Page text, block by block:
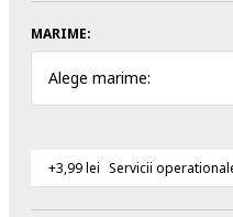
MARIME:
Alege marime:
+3,99 lei Servicii